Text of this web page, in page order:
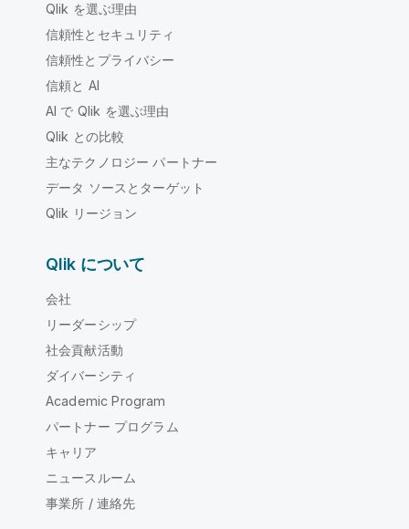
Qlik を選ぶ理由
信頼性とセキュリティ
信頼性とプライバシー
信頼と AI
AI で Qlik を選ぶ理由
Qlik との比較
主なテクノロジー パートナー
データ ソースとターゲット
Qlik リージョン
Qlik について
会社
リーダーシップ
社会貢献活動
ダイバーシティ
Academic Program
パートナー プログラム
キャリア
ニュースルーム
事業所 / 連絡先